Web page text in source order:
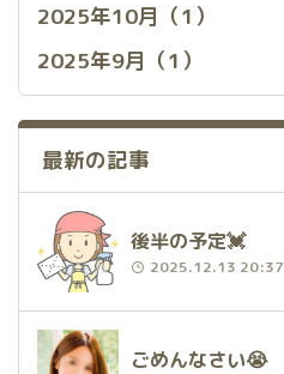
2025年10月（1）
2025年9月（1）
最新の記事
後半の予定💓
2025.12.13 20:37
ごめんなさい😭